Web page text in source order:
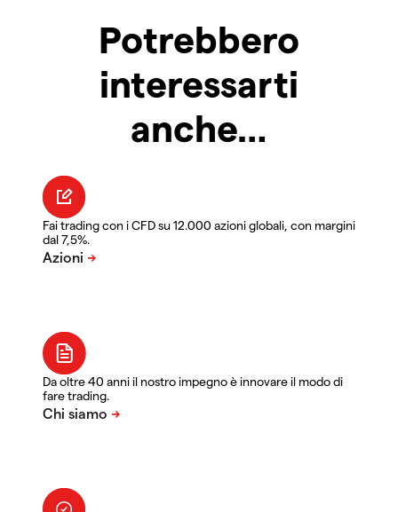
Potrebbero
interessarti
anche…
Fai trading con i CFD su 12.000 azioni globali, con margini
dal 7,5%.
Da oltre 40 anni il nostro impegno è innovare il modo di
fare trading.